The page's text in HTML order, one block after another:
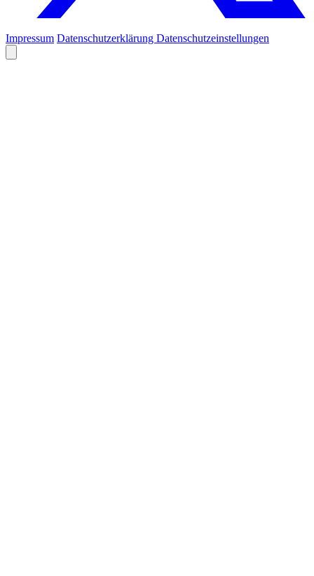
Impressum Datenschutzerklärung Datenschutzeinstellungen